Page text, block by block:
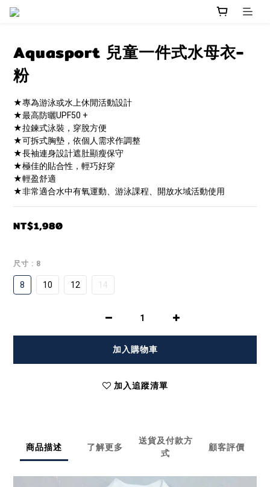
Aquasport 兒童一件式水母衣-
粉
★專為游泳或水上休閒活動設計
★最高防曬UPF50 +
★拉鍊式泳裝，穿脫方便
★可拆式胸墊，依個人需求作調整
★長袖連身設計遮肚顯瘦保守
★極佳的貼合性，輕巧好穿
★輕盈舒適
★非常適合水中有氧運動、游泳課程、開放水域活動使用
NT$1,980
尺寸 : 8
8 10 12 14
加入購物車
加入追蹤清單
商品描述 了解更多
送貨及付款方
式
顧客評價